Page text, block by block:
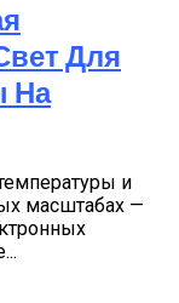
Для
На
и
масштабах —